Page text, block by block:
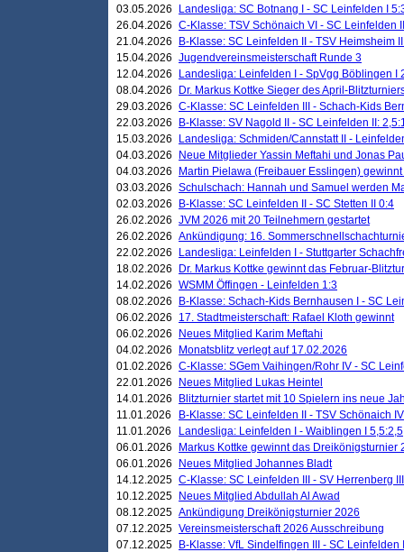
03.05.2026
Landesliga: SC Botnang I - SC Leinfelden I
26.04.2026 C-Klasse: TSV Schönaich VI - SC Leinfelden
21.04.2026
B-Klasse: SC Leinfelden II - TSV Heimsheim
15.04.2026 Jugendvereinsmeisterschaft Runde 3
12.04.2026
Landesliga: Leinfelden I - SpVgg Böblingen I
08.04.2026
Dr. Markus Kottke Sieger des April-
29.03.2026 C-Klasse: SC Leinfelden III - Schach-Kids
22.03.2026
B-Klasse: SV Nagold II - SC Leinfelden II:
15.03.2026
Landesliga: Schmiden/Cannstatt II -
04.03.2026
Neue Mitglieder Yassin Meftahi und Jonas
04.03.2026
Martin Pielawa (Freibauer Esslingen)
03.03.2026 Schulschach: Hannah und Samuel werden
02.03.2026
B-Klasse: SC Leinfelden II - SC Stetten II 0:4
26.02.2026 JVM 2026 mit 20 Teilnehmern gestartet
26.02.2026 Ankündigung: 16.
22.02.2026
Landesliga: Leinfelden I - Stuttgarter
18.02.2026
Dr. Markus Kottke gewinnt das Februar-
14.02.2026 WSMM Öffingen - Leinfelden 1:3
08.02.2026
B-Klasse: Schach-Kids Bernhausen I - SC
06.02.2026
17. Stadtmeisterschaft: Rafael Kloth gewinnt
06.02.2026
Neues Mitglied Karim Meftahi
04.02.2026
Monatsblitz verlegt auf 17.02.2026
01.02.2026 C-Klasse: SGem Vaihingen/Rohr IV - SC
22.01.2026
Neues Mitglied Lukas Heintel
14.01.2026
Blitzturnier startet mit 10 Spielern ins neue
11.01.2026
B-Klasse: SC Leinfelden II - TSV Schönaich
11.01.2026
Landesliga: Leinfelden I - Waiblingen I 5,5:2,5
06.01.2026
Markus Kottke gewinnt das Dreikönigsturnier
06.01.2026
Neues Mitglied Johannes Bladt
14.12.2025 C-Klasse: SC Leinfelden III - SV Herrenberg
10.12.2025
Neues Mitglied Abdullah Al Awad
08.12.2025 Ankündigung Dreikönigsturnier 2026
07.12.2025 Vereinsmeisterschaft 2026 Ausschreibung
07.12.2025
B-Klasse: VfL Sindelfingen III - SC Leinfelden